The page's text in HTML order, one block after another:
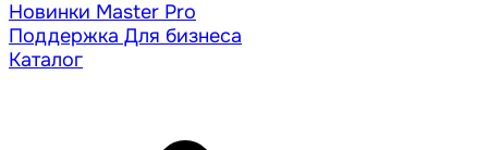
Новинки Master Pro
Поддержка Для бизнеса
Каталог